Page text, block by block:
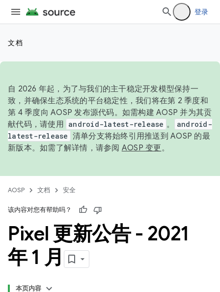
登录
文档
自 2026 年起，为了与我们的主干稳定开发模型保持一
致，并确保生态系统的平台稳定性，我们将在第 2 季度和
第 4 季度向 AOSP 发布源代码。如需构建 AOSP 并为其贡
献代码，请使用 android-latest-release 。
android-
latest-release 清单分支将始终引用推送到 AOSP 的最
新版本。如需了解详情，请参阅 AOSP 变更。
AOSP 文档 安全
该内容对您有帮助吗？
Pixel 更新公告 - 2021
年 1 月
本页内容